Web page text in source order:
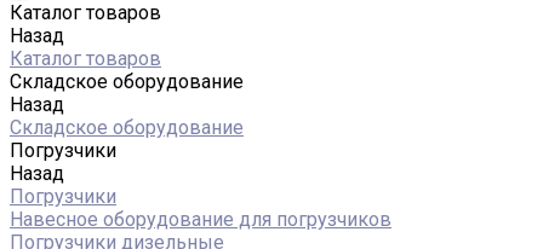
Каталог товаров
Назад
Каталог товаров
Складское оборудование
Назад
Складское оборудование
Погрузчики
Назад
Погрузчики
Навесное оборудование для погрузчиков
Погрузчики дизельные